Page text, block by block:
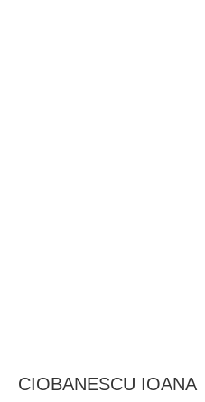
CIOBANESCU IOANA